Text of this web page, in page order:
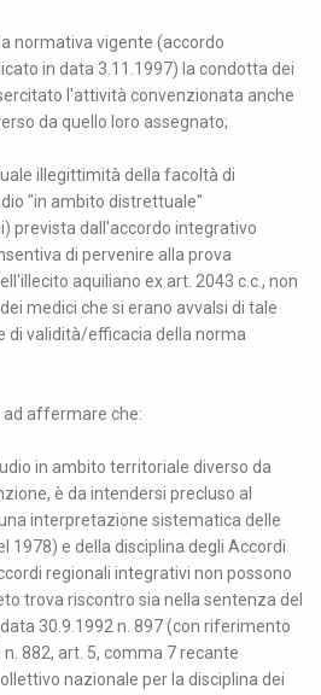
normativa vigente (accordo
in data 3.11.1997) la condotta dei
l'attività convenzionata anche
da quello loro assegnato;
illegittimità della facoltà di
"in ambito distrettuale"
prevista dall'accordo integrativo
di pervenire alla prova
aquiliano ex art. 2043 c.c., non
medici che si erano avvalsi di tale
di validità/efficacia della norma
ad affermare che:
in ambito territoriale diverso da
è da intendersi precluso al
interpretazione sistematica delle
1978) e della disciplina degli Accordi
regionali integrativi non possono
trova riscontro sia nella sentenza del
30.9.1992 n. 897 (con riferimento
n. 882, art. 5, comma 7 recante
nazionale per la disciplina dei